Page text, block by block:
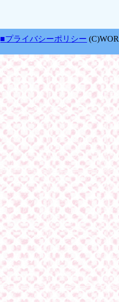
■プライバシーポリシー